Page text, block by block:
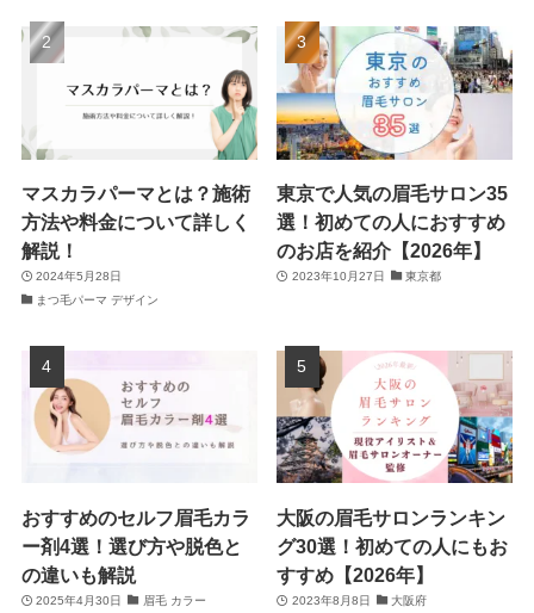
マスカラパーマとは？施術
方法や料金について詳しく
解説！
2024年5月28日
まつ毛パーマ デザイン
東京で人気の眉毛サロン35
選！初めての人におすすめ
のお店を紹介【2026年】
2023年10月27日 東京都
おすすめのセルフ眉毛カラ
ー剤4選！選び方や脱色と
の違いも解説
2025年4月30日 眉毛 カラー
大阪の眉毛サロンランキン
グ30選！初めての人にもお
すすめ【2026年】
2023年8月8日 大阪府